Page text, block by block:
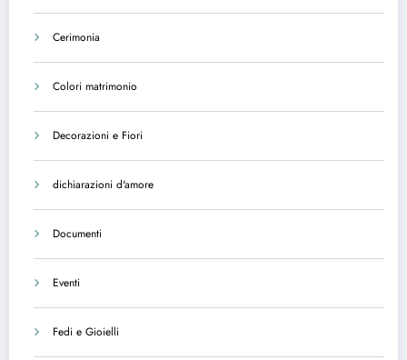
Cerimonia
Colori matrimonio
Decorazioni e Fiori
dichiarazioni d'amore
Documenti
Eventi
Fedi e Gioielli